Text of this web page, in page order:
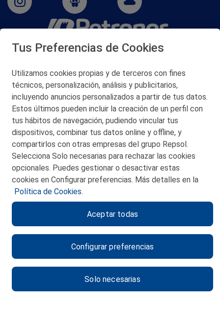
San Martín 5-Edificio Muñatones,
© 2026 Petronor S.A.
CONTACTO
MAPA WEB
POLITICA DE PRIVACIDAD
POLITICA DE COOKIES
CANAL DE ÉTICA
Tus Preferencias de Cookies
Utilizamos cookies propias y de terceros con fines
técnicos, personalización, análisis y publicitarios,
incluyendo anuncios personalizados a partir de tus datos.
Estos últimos pueden incluir la creación de un perfil con
tus hábitos de navegación, pudiendo vincular tus
dispositivos, combinar tus datos online y offline, y
compartirlos con otras empresas del grupo Repsol.
Selecciona Solo necesarias para rechazar las cookies
opcionales. Puedes gestionar o desactivar estas
cookies en Configurar preferencias. Más detalles en la
Política de Cookies.
Configurar preferencias
Solo necesarias
Aceptar todas